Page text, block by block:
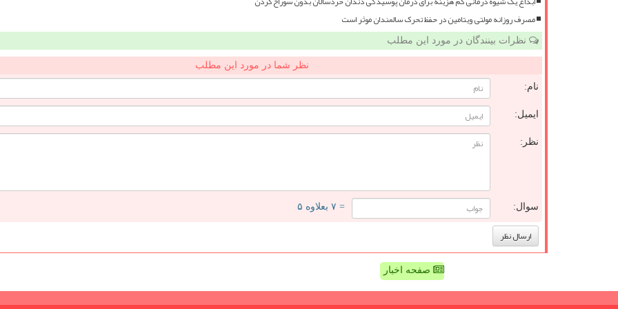
مصرف روزانه مولتی ویتامین در حفظ تحرک سالمندان موثر است
نظرات بینندگان در مورد این مطلب
نظر شما در مورد این مطلب
نام:
ایمیل:
نظر:
سوال: = ۷ بعلاوه ۵
صفحه اخبار